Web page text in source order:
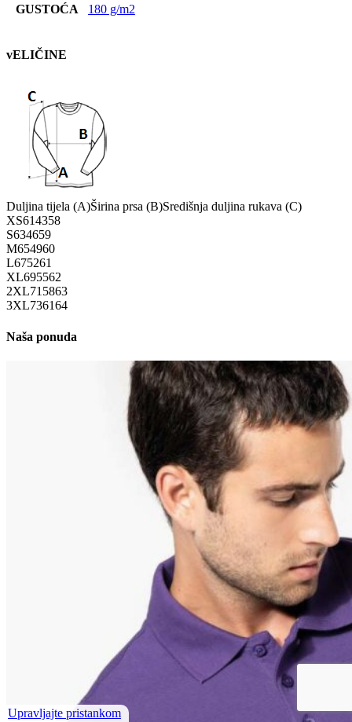
GUSTOĆA 180 g/m2
vELIČINE
Duljina tijela (A)Širina prsa (B)Središnja duljina rukava (C)
XS614358
S634659
M654960
L675261
XL695562
2XL71 5863
3XL736164
Naša ponuda
Upravljajte pristankom